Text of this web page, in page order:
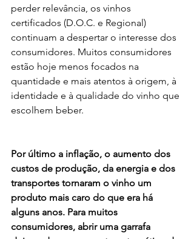
perder relevância, os vinhos
certificados (D.O.C. e Regional)
continuam a despertar o interesse dos
consumidores. Muitos consumidores
estão hoje menos focados na
quantidade e mais atentos à origem, à
identidade e à qualidade do vinho que
escolhem beber.
Por último a inflação, o aumento dos
custos de produção, da energia e dos
transportes tornaram o vinho um
produto mais caro do que era há
alguns anos. Para muitos
consumidores, abrir uma garrafa